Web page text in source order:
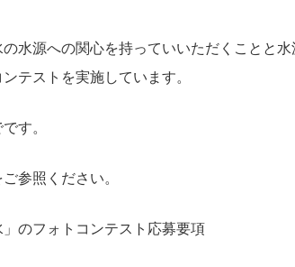
水源への関心を持っていいただくことと
テストを実施しています。
す。
参照ください。
のフォトコンテスト応募要項